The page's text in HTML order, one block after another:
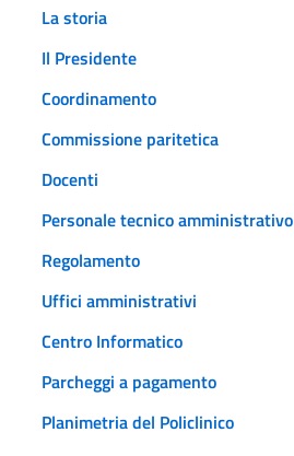
La storia
Il Presidente
Coordinamento
Commissione paritetica
Docenti
Personale tecnico amministrativo
Regolamento
Uffici amministrativi
Centro Informatico
Parcheggi a pagamento
Planimetria del Policlinico